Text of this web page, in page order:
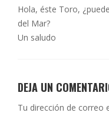
Hola, éste Toro,
del Mar?
Un saludo
DEJA UN
Tu dirección de correo